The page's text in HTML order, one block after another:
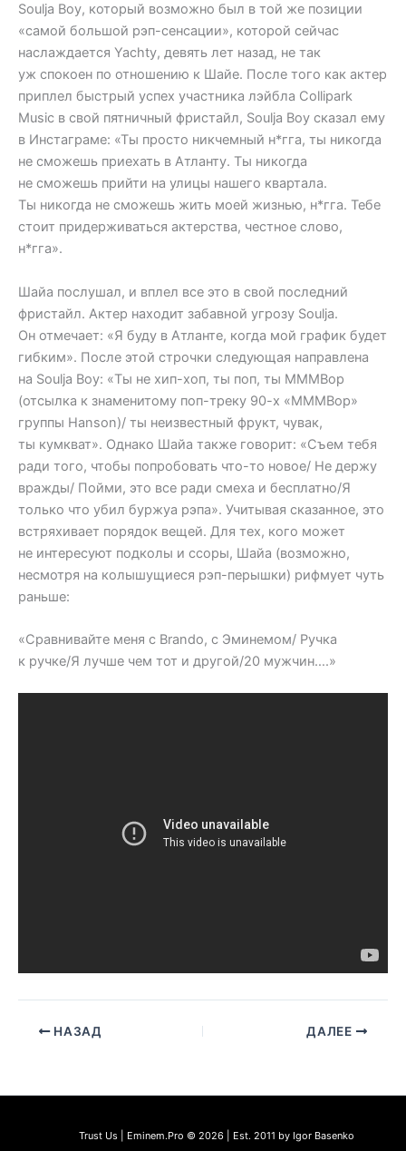
Soulja Boy, который возможно был в той же позиции
«самой большой рэп-сенсации», которой сейчас
наслаждается Yachty, девять лет назад, не так
уж спокоен по отношению к Шайе. После того как актер
приплел быстрый успех участника лэйбла Collipark
Music в свой пятничный фристайл, Soulja Boy сказал ему
в Инстаграме: «Ты просто никчемный н*гга, ты никогда
не сможешь приехать в Атланту. Ты никогда
не сможешь прийти на улицы нашего квартала.
Ты никогда не сможешь жить моей жизнью, н*гга. Тебе
стоит придерживаться актерства, честное слово,
н*гга».
Шайа послушал, и вплел все это в свой последний
фристайл. Актер находит забавной угрозу Soulja.
Он отмечает: «Я буду в Атланте, когда мой график будет
гибким». После этой строчки следующая направлена
на Soulja Boy: «Ты не хип-хоп, ты поп, ты MMMBop
(отсылка к знаменитому поп-треку 90-х «MMMBop»
группы Hanson)/ ты неизвестный фрукт, чувак,
ты кумкват». Однако Шайа также говорит: «Съем тебя
ради того, чтобы попробовать что-то новое/ Не держу
вражды/ Пойми, это все ради смеха и бесплатно/Я
только что убил буржуа рэпа». Учитывая сказанное, это
встряхивает порядок вещей. Для тех, кого может
не интересуют подколы и ссоры, Шайа (возможно,
несмотря на колышущиеся рэп-перышки) рифмует чуть
раньше:
«Сравнивайте меня с Brando, с Эминемом/ Ручка
к ручке/Я лучше чем тот и другой/20 мужчин….»
НАЗАД ДАЛЕЕ
Trust Us | Eminem.Pro © 2026 | Est. 2011 by Igor Basenko